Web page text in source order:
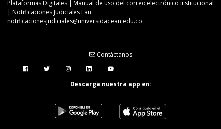
Plataformas Digitales | Manual de uso del correo electrónico institucional
| Notificaciones Judiciales Ean:
notificacionesjudiciales@universidadean.edu.co
Contáctanos
Descarga nuestra app en: